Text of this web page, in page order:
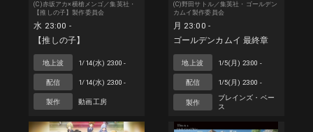
(C)赤坂アカ×横槍メンゴ／集英社・
【推しの子】製作委員会
水 23:00 -
【推しの子】
地上波 1/14(水) 23:00 -
配信 1/14(水) 23:00 -
製作 動画工房
(C)野田サトル／集英社・ゴールデン
カムイ製作委員会
月 23:00 -
ゴールデンカムイ 最終章
地上波 1/5(月) 23:00 -
配信 1/5(月) 23:00 -
製作
ブレインズ・ベー
ス